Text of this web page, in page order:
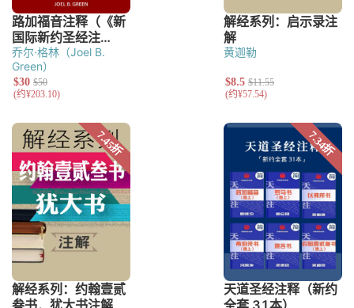
乔尔·格林（Joel B.
Green）
黄迦勒